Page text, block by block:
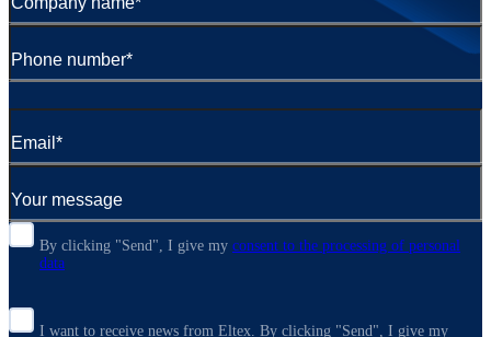
By clicking "Send", I give my consent to the processing of personal
data
I want to receive news from Eltex. By clicking "Send", I give my